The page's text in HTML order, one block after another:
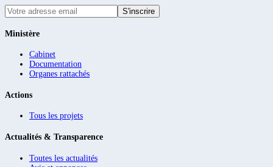
S'inscrire
Ministère
Cabinet
Documentation
Organes rattachés
Actions
Tous les projets
Actualités & Transparence
Toutes les actualités